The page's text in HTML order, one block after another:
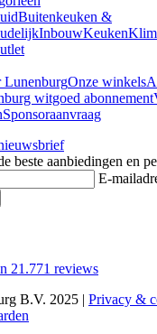
Buitenkeuken &
InbouwKeuken
LunenburgOnze winkels
witgoed abonnement
Sponsoraanvraag
beste aanbiedingen en
E-
21.771 reviews
B.V. 2025 | Privacy &